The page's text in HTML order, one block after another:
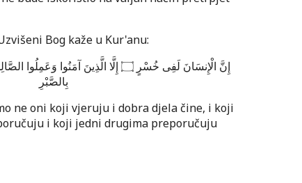
Bog kaže u Kur'anu:
إِنَّ الْإِنسَانَ لَفِى خُسْرٍ ۝ إِلَّا الَّذِينَ آمَنُوا
بِالصَّبْرِ
ne oni koji vjeruju i dobra djela čine, i koji
i koji jedni drugima preporučuju